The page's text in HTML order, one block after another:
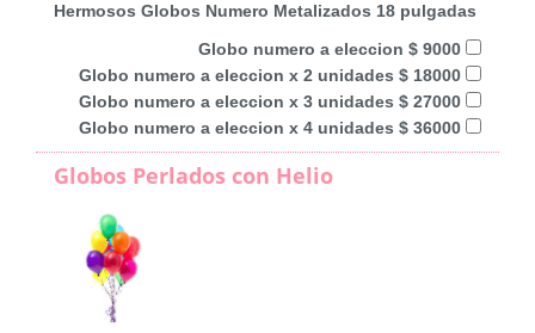
Hermosos Globos Numero Metalizados 18 pulgadas
Globo numero a eleccion $ 9000
Globo numero a eleccion x 2 unidades $ 18000
Globo numero a eleccion x 3 unidades $ 27000
Globo numero a eleccion x 4 unidades $ 36000
Globos Perlados con Helio